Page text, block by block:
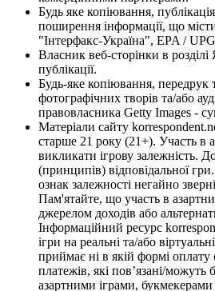
Будь яке копіювання,
поширення інформації, що
"Інтерфакс-Україна", EPA /
Власник веб-сторінки в
публікації.
Будь-яке копіювання, передрук
фотографічних творів та/або
правовласника Getty Images -
Матеріали сайту
старше 21 року (21+). Участь в
викликати ігрову залежність.
(принципів) відповідальної
ознак залежності негайно
Пам'ятайте, що участь в
джерелом доходів або
Інформаційний ресурс
ігри на реальні та/або
приймає ні в якій формі оплату
платежів, які пов’язані/можуть
азартними іграми, букмекерами